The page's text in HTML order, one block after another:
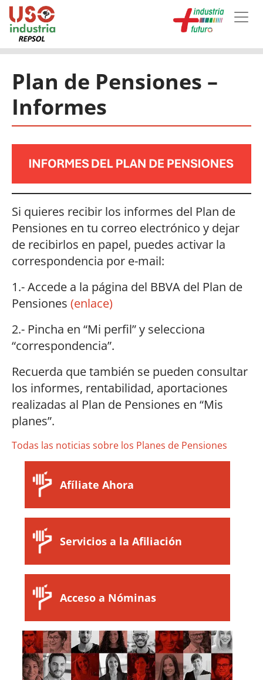
Skip to main content
Plan de Pensiones –
Informes
Si quieres recibir los informes del Plan de
Pensiones en tu correo electrónico y dejar
de recibirlos en papel, puedes activar la
correspondencia por e-mail:
1.- Accede a la página del BBVA del Plan de
Pensiones (enlace)
2.- Pincha en “Mi perfil” y selecciona
“correspondencia”.
Recuerda que también se pueden consultar
los informes, rentabilidad, aportaciones
realizadas al Plan de Pensiones en “Mis
planes”.
Todas las noticias sobre los Planes de Pensiones
Afíliate Ahora
Servicios a la Afiliación
Acceso a Nóminas